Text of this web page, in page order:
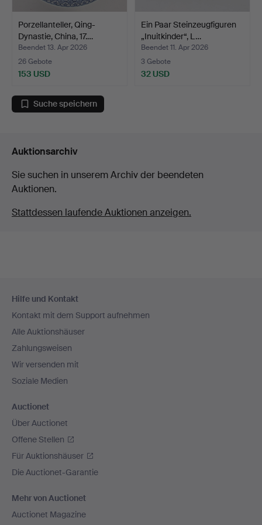
Porzellanteller, Qing-
Dynastie, China, 17.…
Beendet 13. Apr 2026
26 Gebote
153 USD
Ein Paar Steinzeugfiguren
„Inuitkinder“, L…
Beendet 11. Apr 2026
3 Gebote
32 USD
Suche speichern
Auktionsarchiv
Sie suchen in unserem Archiv der beendeten
Auktionen.
Stattdessen laufende Auktionen anzeigen.
Navigation
Hilfe und Kontakt
Kontakt mit dem Support aufnehmen
Alle Auktionshäuser
Zahlungsweisen
Wir versenden mit
Soziale Medien
Auctionet
Über Auctionet
Offene Stellen
Für Auktionshäuser
Die Auctionet-Garantie
Mehr von Auctionet
Auctionet Magazine